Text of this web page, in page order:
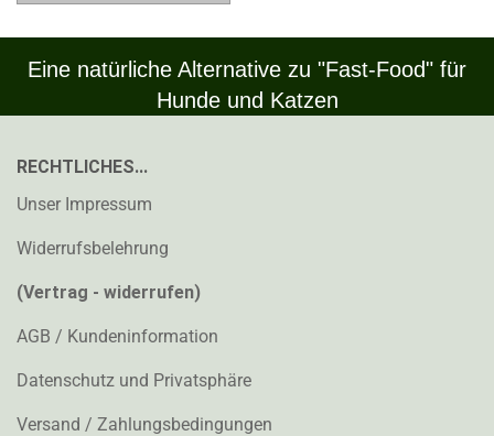
Eine natürliche Alternative zu "Fast-Food" für
Hunde und Katzen
RECHTLICHES...
Unser Impressum
Widerrufsbelehrung
(Vertrag - widerrufen)
AGB / Kundeninformation
Datenschutz und Privatsphäre
Versand / Zahlungsbedingungen